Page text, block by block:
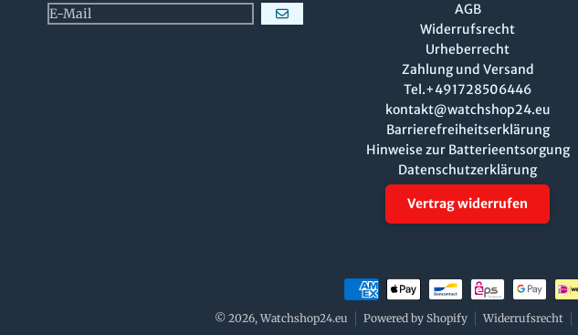
ABONNIEREN
AGB
Widerrufsrecht
Urheberrecht
Zahlung und Versand
Tel.+491728506446
kontakt@watchshop24.eu
Barrierefreiheitserklärung
Hinweise zur Batterieentsorgung
Datenschutzerklärung
Vertrag widerrufen
Zahlungsmethoden
© 2026,Watchshop24.eu Powered by Shopify Widerrufsrecht